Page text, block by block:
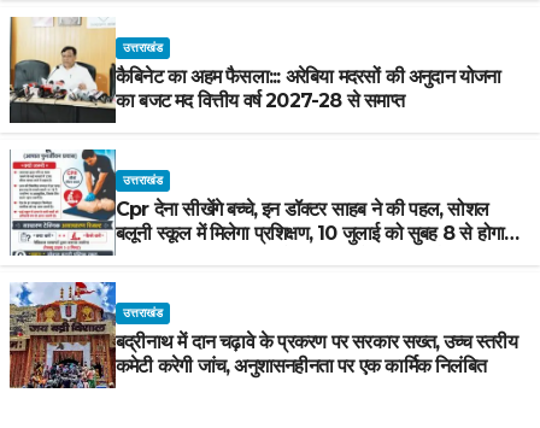
उत्तराखंड
कैबिनेट का अहम फैसला::: अरेबिया मदरसों की अनुदान योजना
का बजट मद वित्तीय वर्ष 2027-28 से समाप्त
उत्तराखंड
Cpr देना सीखेंगे बच्चे, इन डॉक्टर साहब ने की पहल, सोशल
बलूनी स्कूल में मिलेगा प्रशिक्षण, 10 जुलाई को सुबह 8 से होगा
उत्तराखंड
बद्रीनाथ में दान चढ़ावे के प्रकरण पर सरकार सख्त, उच्च स्तरीय
कमेटी करेगी जांच, अनुशासनहीनता पर एक कार्मिक निलंबित